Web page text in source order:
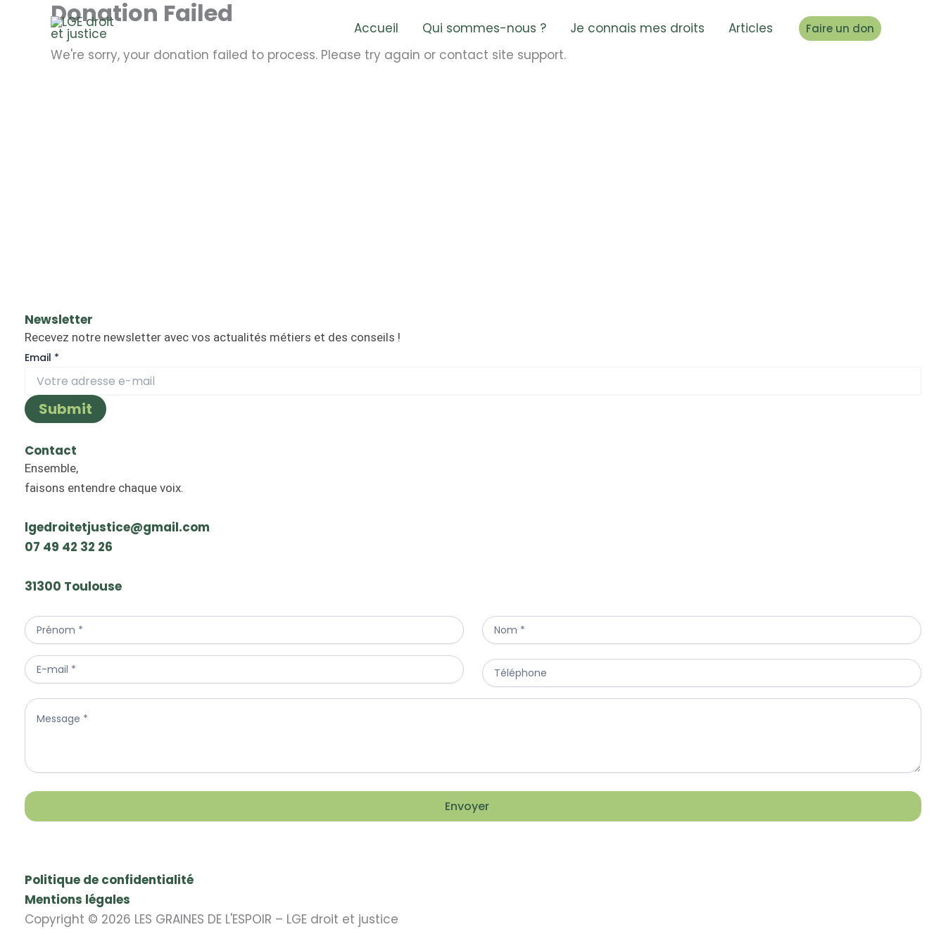
Accueil Qui sommes-nous ? Je connais mes droits Articles Faire un don
Donation Failed
We're sorry, your donation failed to process. Please try again or contact site support.
Newsletter
Recevez notre newsletter avec vos actualités métiers et des conseils !
E
a
i
Email *
Submit
Contact
Ensemble,
faisons entendre chaque voix.
lgedroitetjustice@gmail.com
07 49 42 32 26
31300 Toulouse
Contact
Us
Envoyer
Politique de confidentialité
Mentions légales
Copyright © 2026 LES GRAINES DE L'ESPOIR – LGE droit et justice